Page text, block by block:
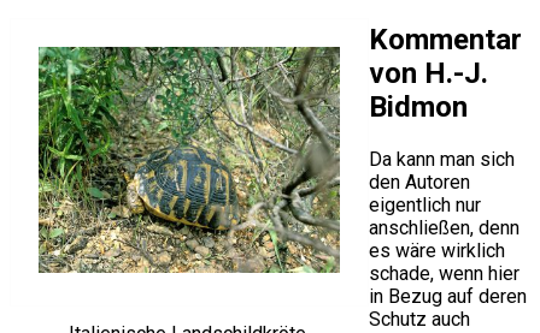
Kommentar
von H.-J.
Bidmon
Da kann man sich
den Autoren
eigentlich nur
anschließen, denn
es wäre wirklich
schade, wenn hier
in Bezug auf deren
Schutz auch